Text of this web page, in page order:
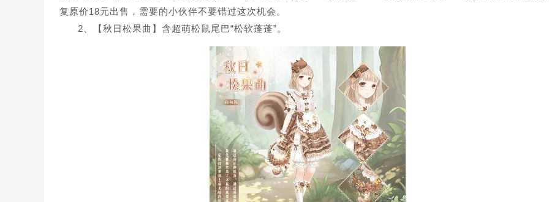
复原价18元出售，需要的小伙伴不要错过这次机会。
2、【秋日松果曲】含超萌松鼠尾巴“松软蓬蓬”。